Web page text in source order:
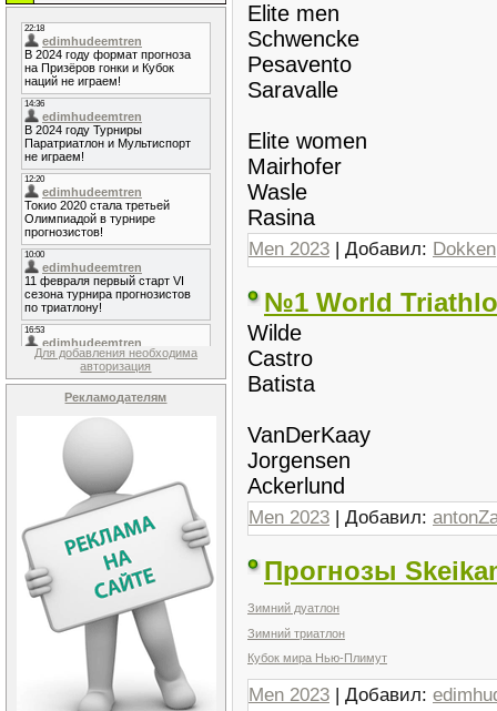
Для добавления необходима
авторизация
Рекламодателям
Elite men
Schwencke
Pesavento
Saravalle
Elite women
Mairhofer
Wasle
Rasina
Men 2023 | Добавил: Dokken
№1 World
Wilde
Castro
Batista
VanDerKaay
Jorgensen
Ackerlund
Men 2023 | Добавил:
Прогнозы
Зимний дуатлон
Зимний триатлон
Кубок мира Нью-Плимут
Men 2023 | Добавил: